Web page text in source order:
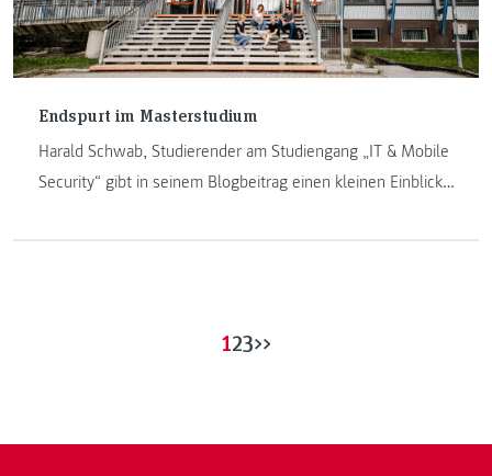
Endspurt im Masterstudium
Harald Schwab, Studierender am Studiengang „IT & Mobile
Security“ gibt in seinem Blogbeitrag einen kleinen Einblick
123>>